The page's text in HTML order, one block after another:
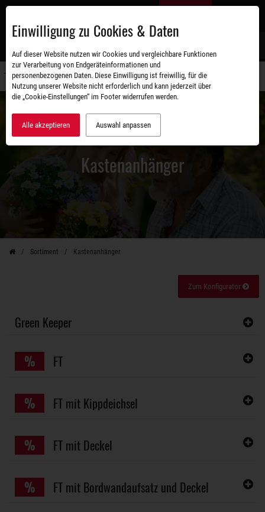
Zum
Kastenanhänger
Sortiment Kastenanhänger
Zum Konfigurator
Green Keeper
% FT
% FT mit Kippdeichsel
% FT mit Deckel
% FT mit Bordwandaufsatz und Deckel
Einwilligung zu Cookies & Daten
Auf dieser Website nutzen wir Cookies und vergleichbare Funktionen
zur Verarbeitung von Endgeräteinformationen und
personenbezogenen Daten. Diese Einwilligung ist freiwillig, für die
Nutzung unserer Website nicht erforderlich und kann jederzeit über
die „Cookie-Einstellungen“ im Footer widerrufen werden.
Alle akzeptieren Auswahl anpassen